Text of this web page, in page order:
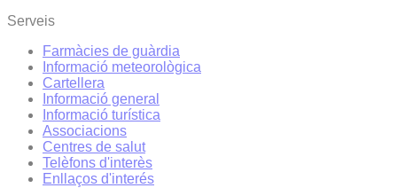
Serveis
Farmàcies de guàrdia
Informació meteorològica
Cartellera
Informació general
Informació turística
Associacions
Centres de salut
Telèfons d'interès
Enllaços d'interés